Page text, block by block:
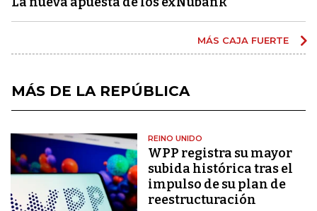
MÁS CAJA FUERTE
MÁS DE LA REPÚBLICA
REINO UNIDO
WPP registra su mayor
subida histórica tras el
impulso de su plan de
reestructuración